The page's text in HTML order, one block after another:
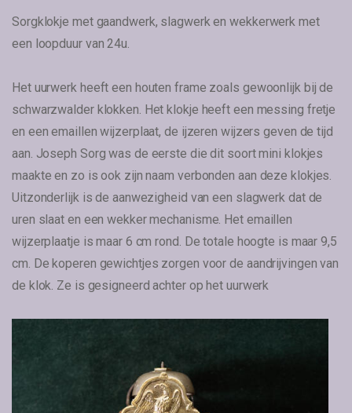
Sorgklokje met gaandwerk, slagwerk en wekkerwerk met
een loopduur van 24u.
Het uurwerk heeft een houten frame zoals gewoonlijk bij de
schwarzwalder klokken. Het klokje heeft een messing fretje
en een emaillen wijzerplaat, de ijzeren wijzers geven de tijd
aan. Joseph Sorg was de eerste die dit soort mini klokjes
maakte en zo is ook zijn naam verbonden aan deze klokjes.
Uitzonderlijk is de aanwezigheid van een slagwerk dat de
uren slaat en een wekker mechanisme. Het emaillen
wijzerplaatje is maar 6 cm rond. De totale hoogte is maar 9,5
cm. De koperen gewichtjes zorgen voor de aandrijvingen van
de klok. Ze is gesigneerd achter op het uurwerk